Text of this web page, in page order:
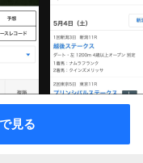
見る